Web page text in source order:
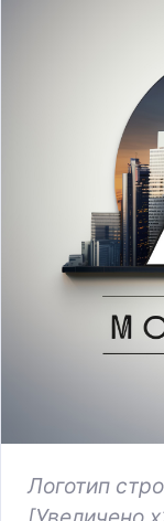
Логотип